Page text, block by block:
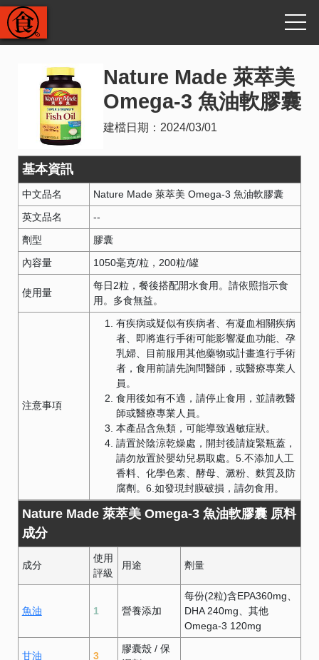
Nature Made 萊萃美
Omega-3 魚油軟膠囊
建檔日期： 2024/03/01
基本資訊
中文品名
Nature Made 萊萃美 Omega-3 魚油軟膠囊
英文品名
--
劑型
膠囊
內容量
1050毫克/粒，200粒/罐
使用量
每日2粒，餐後搭配開水食用。請依照指示食
用。多食無益。
注意事項
有疾病或疑似有疾病者、有凝血相關疾病
者、即將進行手術可能影響凝血功能、孕
乳婦、目前服用其他藥物或計畫進行手術
者，食用前請先詢問醫師，或醫療專業人
員。
食用後如有不適，請停止食用，並請教醫
師或醫療專業人員。
本產品含魚類，可能導致過敏症狀。
請置於陰涼乾燥處，開封後請旋緊瓶蓋，
請勿放置於嬰幼兒易取處。5.不添加人工
香料、化學色素、酵母、澱粉、麩質及防
腐劑。6.如發現封膜破損，請勿食用。
Nature Made 萊萃美 Omega-3 魚油軟膠囊 原料
成分
成分
使用
評級
用途 劑量
魚油 1 營養添加
每份(2粒)含EPA360mg、
DHA 240mg、其他
Omega-3 120mg
甘油 3
膠囊殼 / 保